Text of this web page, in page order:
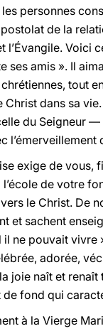
personnes
de la
Voici
ses amis ». Il
tout
dans sa
du Seigneur
l’émerveillement
exige de
de votre
le Christ. De
et sachent
il ne pouvait
adorée,
joie naît et renaît
fond qui
à la Vierge